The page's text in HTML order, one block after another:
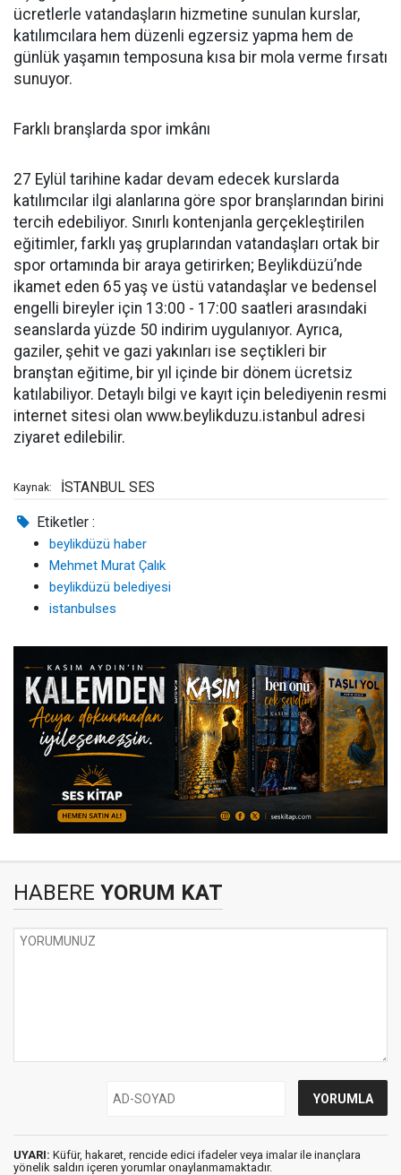
ücretlerle vatandaşların hizmetine sunulan kurslar,
katılımcılara hem düzenli egzersiz yapma hem de
günlük yaşamın temposuna kısa bir mola verme fırsatı
sunuyor.
Farklı branşlarda spor imkânı
27 Eylül tarihine kadar devam edecek kurslarda
katılımcılar ilgi alanlarına göre spor branşlarından birini
tercih edebiliyor. Sınırlı kontenjanla gerçekleştirilen
eğitimler, farklı yaş gruplarından vatandaşları ortak bir
spor ortamında bir araya getirirken; Beylikdüzü’nde
ikamet eden 65 yaş ve üstü vatandaşlar ve bedensel
engelli bireyler için 13:00 - 17:00 saatleri arasındaki
seanslarda yüzde 50 indirim uygulanıyor. Ayrıca,
gaziler, şehit ve gazi yakınları ise seçtikleri bir
branştan eğitime, bir yıl içinde bir dönem ücretsiz
katılabiliyor. Detaylı bilgi ve kayıt için belediyenin resmi
internet sitesi olan www.beylikduzu.istanbul adresi
ziyaret edilebilir.
Kaynak: İSTANBUL SES
Etiketler :
beylikdüzü haber
Mehmet Murat Çalık
beylikdüzü belediyesi
istanbulses
HABERE YORUM KAT
UYARI: Küfür, hakaret, rencide edici ifadeler veya imalar ile inançlara
yönelik saldırı içeren yorumlar onaylanmamaktadır.